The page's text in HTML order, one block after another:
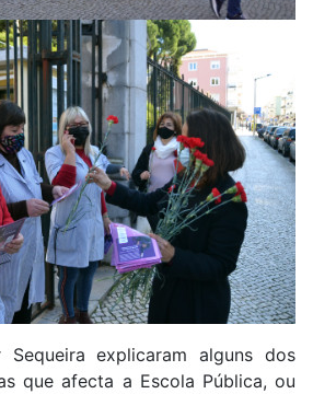
Sequeira explicaram alguns dos
que afecta a Escola Pública, ou